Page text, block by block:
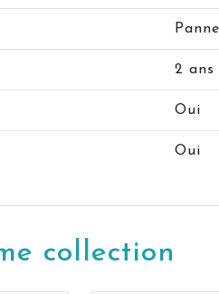
2 ans
Oui
Oui
collection